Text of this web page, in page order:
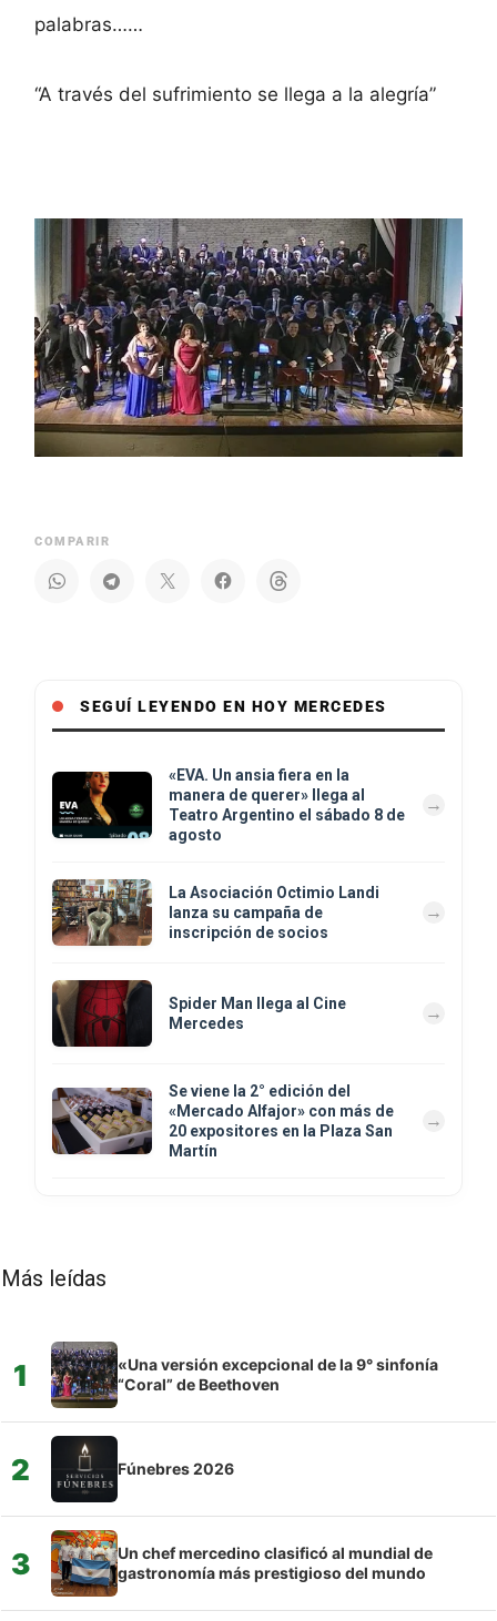
palabras……
“A través del sufrimiento se llega a la alegría”
COMPARIR
SEGUÍ LEYENDO EN HOY MERCEDES
«EVA. Un ansia fiera en la
manera de querer» llega al
Teatro Argentino el sábado 8 de
agosto
La Asociación Octimio Landi
lanza su campaña de
inscripción de socios
Spider Man llega al Cine
Mercedes
Se viene la 2° edición del
«Mercado Alfajor» con más de
20 expositores en la Plaza San
Martín
Más leídas
1
«Una versión excepcional de la 9° sinfonía
“Coral” de Beethoven
2 Fúnebres 2026
3
Un chef mercedino clasificó al mundial de
gastronomía más prestigioso del mundo